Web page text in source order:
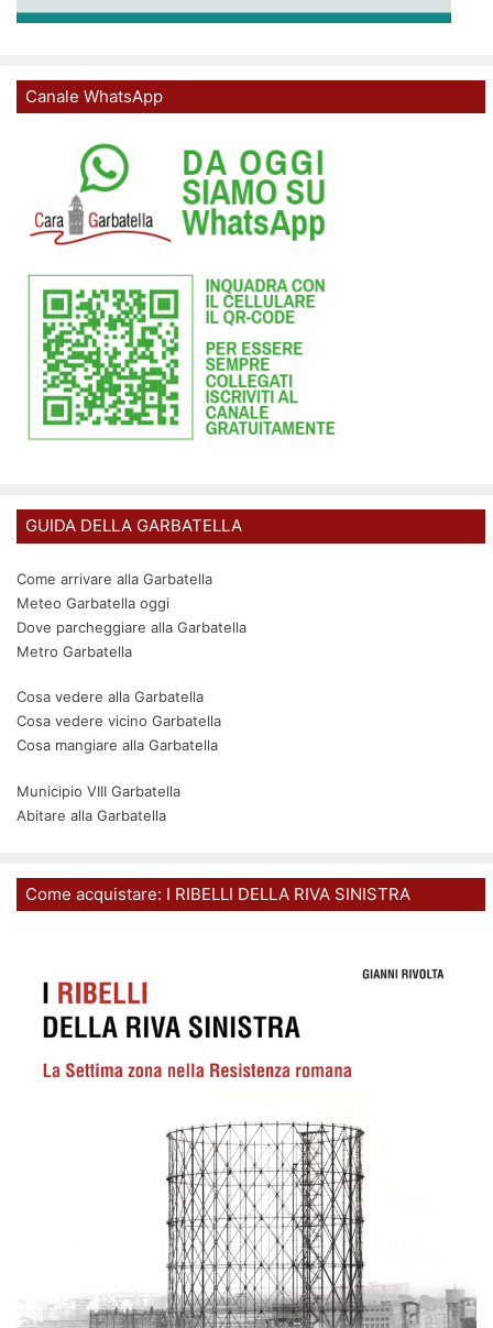
Canale WhatsApp
GUIDA DELLA GARBATELLA
Come arrivare alla Garbatella
Meteo Garbatella oggi
Dove parcheggiare alla Garbatella
Metro Garbatella
Cosa vedere alla Garbatella
Cosa vedere vicino Garbatella
Cosa mangiare alla Garbatella
Municipio VIII Garbatella
Abitare alla Garbatella
Come acquistare: I RIBELLI DELLA RIVA SINISTRA